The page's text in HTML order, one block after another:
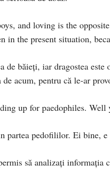
and loving is the
in the present situation,
de băieţi, iar dragostea
acum, pentru că le-ar
up for paedophiles. Well
partea pedofililor. Ei bine, e
să analizaţi informaţia